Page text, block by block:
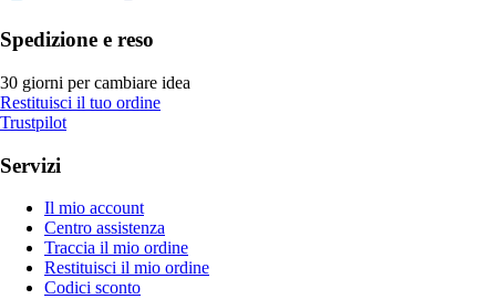
Spedizione e reso
30 giorni per cambiare idea
Restituisci il tuo ordine
Trustpilot
Servizi
Il mio account
Centro assistenza
Traccia il mio ordine
Restituisci il mio ordine
Codici sconto